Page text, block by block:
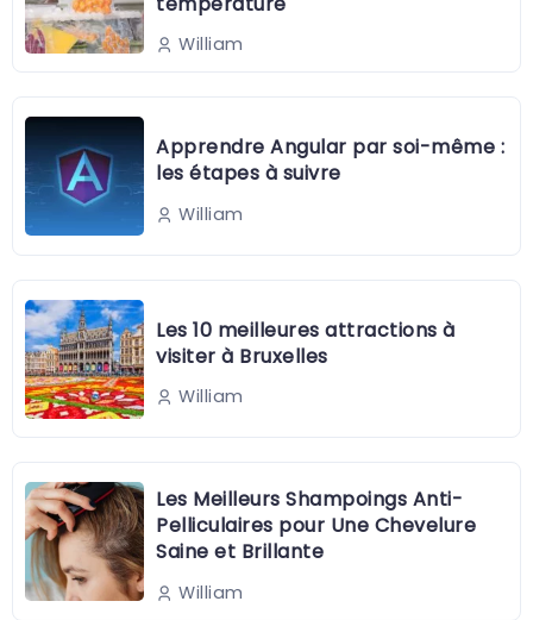
William
Apprendre Angular par soi-même :
les étapes à suivre
William
Les 10 meilleures attractions à
visiter à Bruxelles
William
Les Meilleurs Shampoings Anti-
Pelliculaires pour Une Chevelure
Saine et Brillante
William